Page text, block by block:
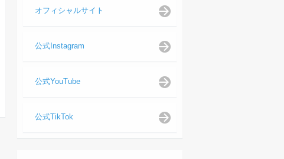
オフィシャルサイト
公式Instagram
公式YouTube
公式TikTok